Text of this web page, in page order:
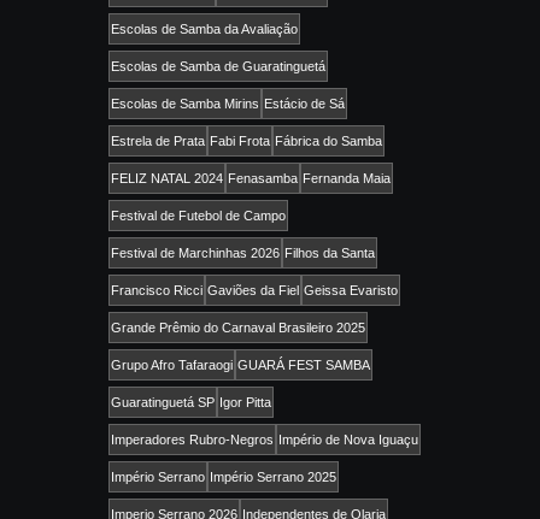
Escolas de Samba da Avaliação
Escolas de Samba de Guaratinguetá
Escolas de Samba Mirins Estácio de Sá
Estrela de Prata Fabi Frota Fábrica do Samba
FELIZ NATAL 2024 Fenasamba Fernanda Maia
Festival de Futebol de Campo
Festival de Marchinhas 2026 Filhos da Santa
Francisco Ricci Gaviões da Fiel Geissa Evaristo
Grande Prêmio do Carnaval Brasileiro 2025
Grupo Afro Tafaraogi GUARÁ FEST SAMBA
Guaratinguetá SP Igor Pitta
Imperadores Rubro-Negros Império de Nova Iguaçu
Império Serrano Império Serrano 2025
Imperio Serrano 2026 Independentes de Olaria